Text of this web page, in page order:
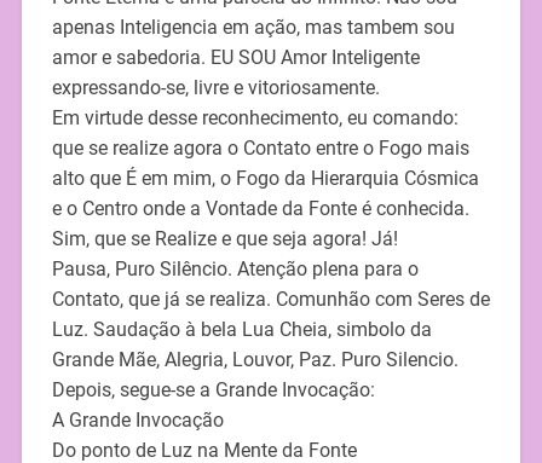
apenas Inteligencia em ação, mas tambem sou
amor e sabedoria. EU SOU Amor Inteligente
expressando-se, livre e vitoriosamente.
Em virtude desse reconhecimento, eu comando:
que se realize agora o Contato entre o Fogo mais
alto que É em mim, o Fogo da Hierarquia Cósmica
e o Centro onde a Vontade da Fonte é conhecida.
Sim, que se Realize e que seja agora! Já!
Pausa, Puro Silêncio. Atenção plena para o
Contato, que já se realiza. Comunhão com Seres de
Luz. Saudação à bela Lua Cheia, simbolo da
Grande Mãe, Alegria, Louvor, Paz. Puro Silencio.
Depois, segue-se a Grande Invocação:
A Grande Invocação
Do ponto de Luz na Mente da Fonte